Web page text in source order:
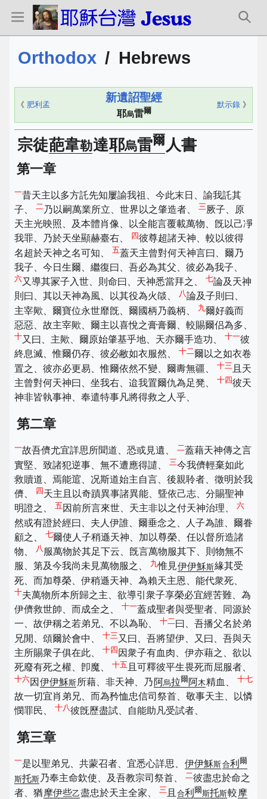
Orthodox / Hebrews
《 肥利孟
新遺詔聖經
耶烏雷爾
默示錄 》
宗徒葩韋勒達耶烏雷爾 人書
第一章
一昔天主以多方託先知屢諭我祖、今此末日、諭我託其
子、
二 乃以嗣萬業所立、世界以之肇造者、 三厥子、原
天主光映照、及本體肖像、以全能言覆載萬物、旣以己凈
我罪、乃於天坐顯赫臺右、
四彼尊超諸天神、較以彼得
名超於天神之名可知、 五蓋天主曾對何天神言曰、爾乃
我子、今日生爾、繼復曰、吾必為其父、彼必為我子、
六又導其冡子入世、則命曰、天神悉當拜之、 七論及天神
則曰、其以天神為風、以其役為火燄、
八論及子則曰、
主宰歟、爾寶位永世靡旣、爾國柄乃義柄、
九爾好義而
惡惡、故主宰歟、爾主以喜悅之膏膏爾、較賜爾侣為多、
十又曰、主歟、爾原始肇基乎地、天亦爾手造功、 十一彼
終息滅、惟爾仍存、彼必敝如衣服然、 十二爾以之如衣卷
置之、彼亦必更易、惟爾依然不變、爾夀無疆、 十三 且天
主曾對何天神曰、坐我右、迨我置爾仇為足凳、 十四彼天
神非皆執事神、奉遣特事凡將得救之人乎、
第二章
一故吾儕尤宜詳思所聞道、恐或見遺、 二蓋藉天神傳之言
實堅、致諸犯逆事、無不遭應得譴、
三今我儕輕棄如此
救贖道、焉能逭、况斯道始主自言、後親聆者、徵明於我
儕、
四天主且以奇蹟異事諸異能、曁依己志、分賜聖神
明證之、 五 因前所言來世、天主非以之付天神治理、 六
然或有證於經曰、夫人伊誰、爾垂念之、人子為誰、爾眷
顧之、 七爾使人子稍遜天神、加以尊榮、任以督所造諸
物、
八 服萬物於其足下云、旣言萬物服其下、則物無不
服、第及今我尚未見萬物服之、
九惟見伊伊穌斯緣其受
死、而加尊榮、伊稍遜天神、為賴天主恩、能代衆死、
十夫萬物所本所歸之主、欲導引衆子享榮必宜經苦難、為
伊儕救世帥、而成全之、 十一蓋成聖者與受聖者、同源於
一、故伊稱之若弟兄、不以為恥、 十二 曰、吾播父名於弟
兄閒、頌爾於會中、 十三 又曰、吾將望伊、又曰、吾與天
主所賜衆子俱在此、 十四 因衆子有血肉、伊亦藉之、欲以
死廢有死之權、卽魔、 十五 且可釋彼平生畏死而屈服者、
十六因 伊伊穌斯 所藉、非天神、乃 阿烏拉爾 阿木精血、 十七
故一切宜肖弟兄、而為矜恤忠信司祭首、敬事天主、以憐
憫罪民、 十八彼旣歷盡試、自能助凡受試者、
第三章
一是以聖弟兄、共蒙召者、宜悉心詳思、 伊伊穌斯合利 爾
斯托斯 乃奉主命欽使、及吾教宗司祭首、 二彼盡忠於命之
者、猶摩伊些乙盡忠於天主全家、 三 且 合利 爾斯托斯較 摩